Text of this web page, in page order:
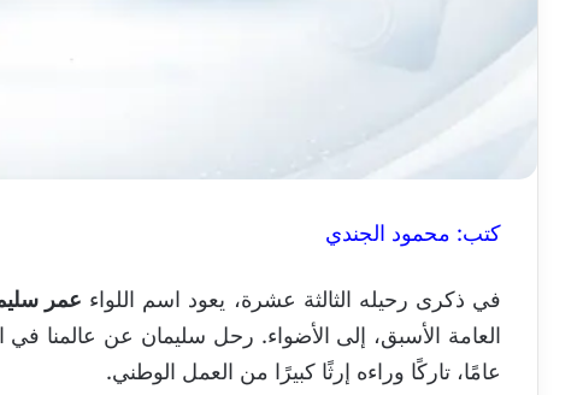
كتب: محمود الجندي
في ذكرى رحيله الثالثة عشرة، يعود اسم اللواء عمر
عامًا، تاركًا وراءه إرثًا كبيرًا من العمل الوطني.